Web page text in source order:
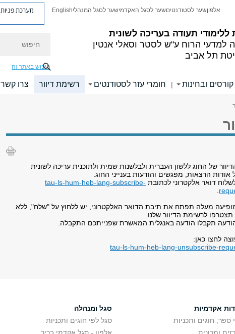
ללימודי תעודה בעריכה לשונית
למדעי הרוח ע"ש לסטר וסאלי אנטין
תל אביב
אלפוןשער לסטודנטיםשער לסגל האקדמישער לסגל המנהליEnglish מערכת פניות
חיפוש באתר זה
קורסים ובחינות | חומרי עזר לסטודנטים רשימת דיוור צרו קשר
של החוג ללשון העברית ולבלשנות שמית ולתוכנית עריכה לשונית
הרצאות, מפגשים והודעות בענייני החוג.
דואר אלקטרוני לכתובת tau-ls-hum-heb-lang-subscribe-
מעלה תפתח את תיבת הדואר האלקטרוני, יש ללחוץ על "שלח", ללא
תצטרפו לרשימת הדיוור שלנו.
תקבלו הודעה באנגלית המאשרת שפנייתכם התקבלה.
לחצו כאן:
tau-ls-hum-heb-lang-unsubscribe-
אקדמיות
ספר, חוגים ותכניות
סגל ומנהלה
סגל לפי חוגים ותכניות